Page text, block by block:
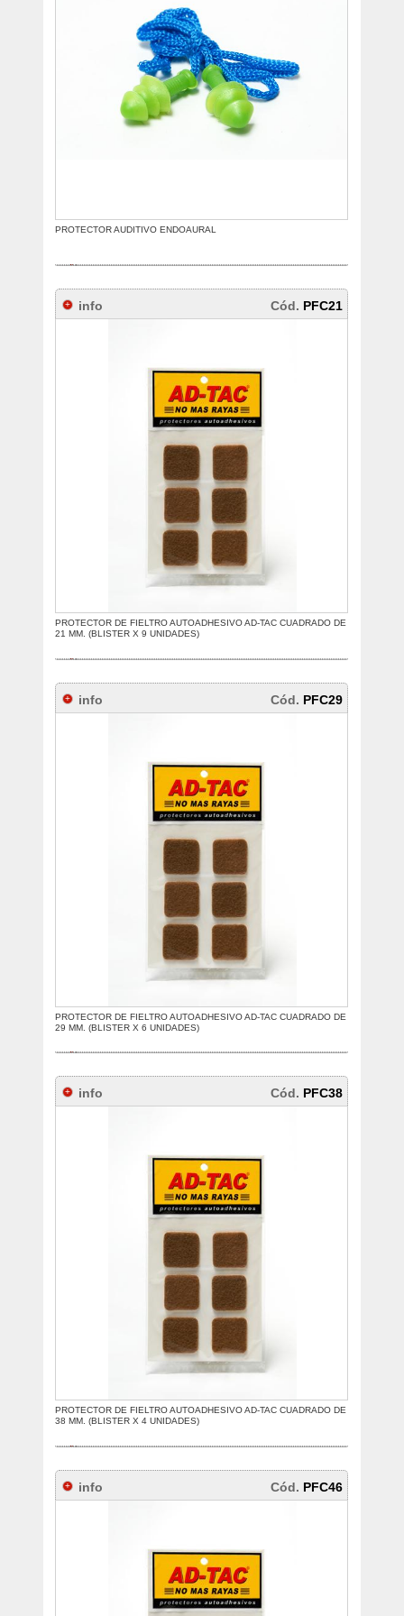
PROTECTOR AUDITIVO ENDOAURAL
info Cód. PFC21
PROTECTOR DE FIELTRO AUTOADHESIVO AD-TAC CUADRADO DE
21 MM. (BLISTER X 9 UNIDADES)
info Cód. PFC29
PROTECTOR DE FIELTRO AUTOADHESIVO AD-TAC CUADRADO DE
29 MM. (BLISTER X 6 UNIDADES)
info Cód. PFC38
PROTECTOR DE FIELTRO AUTOADHESIVO AD-TAC CUADRADO DE
38 MM. (BLISTER X 4 UNIDADES)
info Cód. PFC46